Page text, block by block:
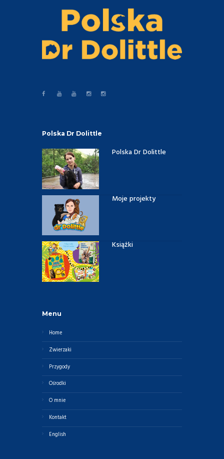
Polska Dr Dolittle
Polska Dr Dolittle
Moje projekty
Książki
Menu
Home
Zwierzaki
Przygody
Ośrodki
O mnie
Kontakt
English